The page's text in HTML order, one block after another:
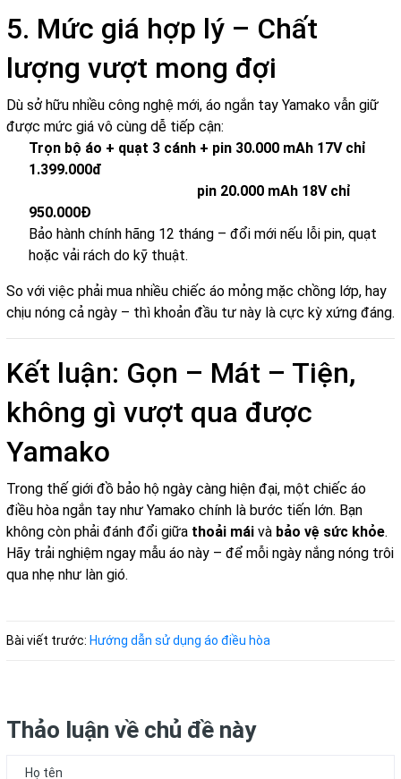
5. Mức giá hợp lý – Chất
lượng vượt mong đợi
Dù sở hữu nhiều công nghệ mới, áo ngắn tay Yamako vẫn giữ
được mức giá vô cùng dễ tiếp cận:
Trọn bộ áo + quạt 3 cánh + pin 30.000 mAh 17V chỉ
1.399.000đ
pin 20.000 mAh 18V chỉ
950.000Đ
Bảo hành chính hãng 12 tháng – đổi mới nếu lỗi pin, quạt
hoặc vải rách do kỹ thuật.
So với việc phải mua nhiều chiếc áo mỏng mặc chồng lớp, hay
chịu nóng cả ngày – thì khoản đầu tư này là cực kỳ xứng đáng.
Kết luận: Gọn – Mát – Tiện,
không gì vượt qua được
Yamako
Trong thế giới đồ bảo hộ ngày càng hiện đại, một chiếc áo
điều hòa ngắn tay như Yamako chính là bước tiến lớn. Bạn
không còn phải đánh đổi giữa thoải mái và bảo vệ sức khỏe.
Hãy trải nghiệm ngay mẫu áo này – để mỗi ngày nắng nóng trôi
qua nhẹ như làn gió.
Bài viết trước: Hướng dẫn sử dụng áo điều hòa
Thảo luận về chủ đề này